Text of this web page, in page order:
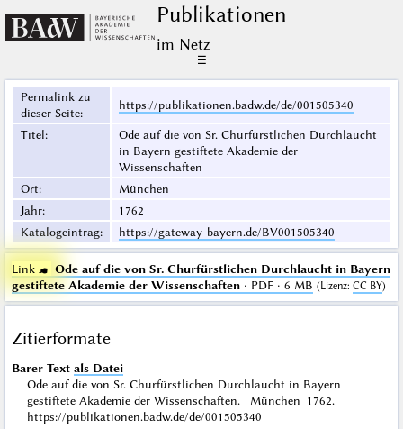
Publikationen
im Netz
☰
Permalink zu
dieser Seite:
https://publikationen.badw.de/de/001505340
Titel:
Ode auf die von Sr. Churfürstlichen Durchlaucht
in Bayern gestiftete Akademie der
Wissenschaften
Ort:
München
Jahr:
1762
Katalogeintrag: https://gateway-bayern.de/BV001505340
Link ☛ Ode auf die von Sr. Churfürstlichen Durchlaucht in Bayern
gestiftete Akademie der Wissenschaften· PDF · 6 MB (Lizenz: CC BY)
Zitierformate
Barer Text als Datei
Ode auf die von Sr. Churfürstlichen Durchlaucht in Bayern
gestiftete Akademie der Wissenschaften. München 1762.
https://publikationen.badw.de/de/001505340